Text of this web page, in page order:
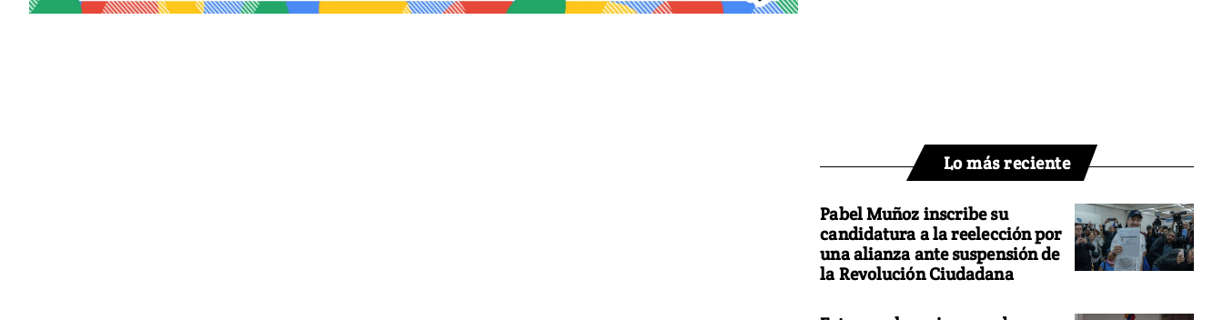
Lo más reciente
Pabel Muñoz inscribe su
candidatura a la reelección por
una alianza ante suspensión de
la Revolución Ciudadana